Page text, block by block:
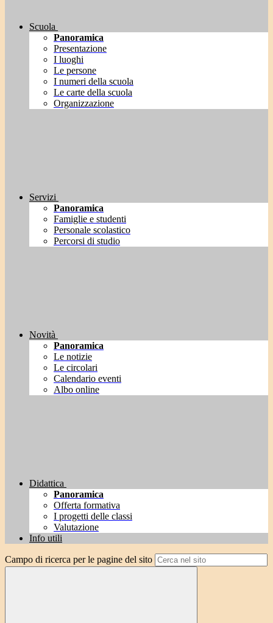
Scuola
Panoramica
Presentazione
I luoghi
Le persone
I numeri della scuola
Le carte della scuola
Organizzazione
Servizi
Panoramica
Famiglie e studenti
Personale scolastico
Percorsi di studio
Novità
Panoramica
Le notizie
Le circolari
Calendario eventi
Albo online
Didattica
Panoramica
Offerta formativa
I progetti delle classi
Valutazione
Info utili
Campo di ricerca per le pagine del sito